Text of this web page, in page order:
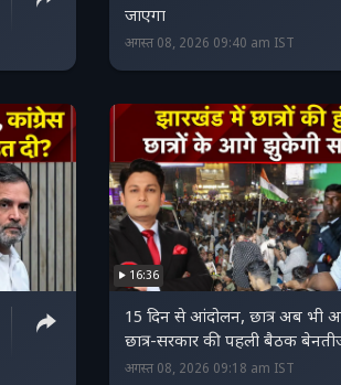
जाएगा
अगस्त 08, 2026 09:40 am IST
16:36
15 दिन से आंदोलन, छात्र अब भी
छात्र-सरकार की पहली बैठक
अगस्त 08, 2026 09:18 am IST